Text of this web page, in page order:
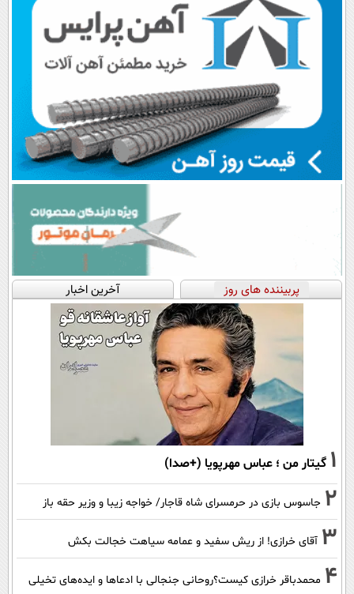
پربیننده های روز آخرین اخبار
1 گیتار من ؛ عباس مهرپویا (+صدا)
2 جاسوس بازی در حرمسرای شاه قاجار/ خواجه زیبا و وزیر حقه باز
3 آقای خرازی! از ریش سفید و عمامه سیاهت خجالت بکش
4 محمدباقر خرازی کیست؟روحانی جنجالی با ادعاها و ایده‌های تخیلی